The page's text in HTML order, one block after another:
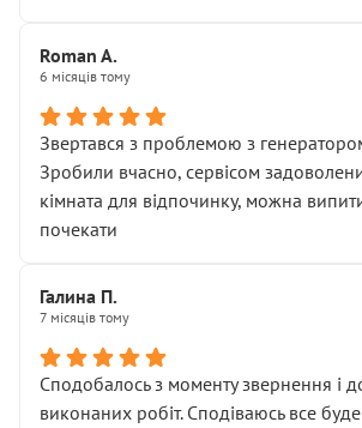
Roman A.
6 місяців тому
Звертався з проблемою з
Зробили вчасно, сервісом
кімната для відпочинку, можна
почекати
Галина П.
7 місяців тому
Сподобалось з моменту звернення і
виконаних робіт. Сподіваюсь все